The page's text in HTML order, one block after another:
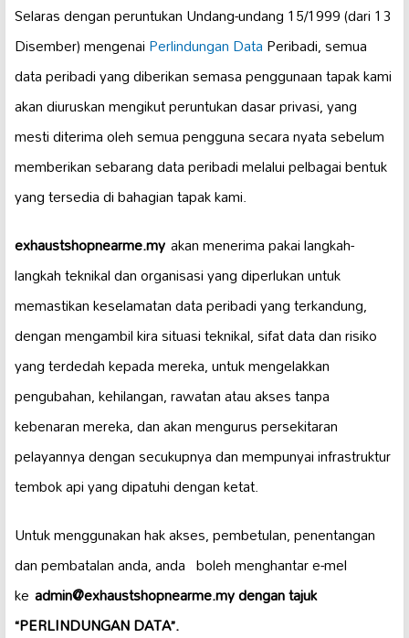
Selaras dengan peruntukan Undang-undang 15/1999 (dari 13
Disember) mengenaiPerlindungan DataPeribadi, semua
data peribadi yang diberikan semasa penggunaan tapak kami
akan diuruskan mengikut peruntukan dasar privasi, yang
mesti diterima oleh semua pengguna secara nyata sebelum
memberikan sebarang data peribadi melalui pelbagai bentuk
yang tersedia di bahagian tapak kami.
exhaustshopnearme.myakan menerima pakai langkah-
langkah teknikal dan organisasi yang diperlukan untuk
memastikan keselamatan data peribadi yang terkandung,
dengan mengambil kira situasi teknikal, sifat data dan risiko
yang terdedah kepada mereka, untuk mengelakkan
pengubahan, kehilangan, rawatan atau akses tanpa
kebenaran mereka, dan akan mengurus persekitaran
pelayannya dengan secukupnya dan mempunyai infrastruktur
tembok api yang dipatuhi dengan ketat.
Untuk menggunakan hak akses, pembetulan, penentangan
dan pembatalan anda, anda boleh menghantar e-mel
ke admin@exhaustshopnearme.my dengan tajuk
“PERLINDUNGAN DATA”.